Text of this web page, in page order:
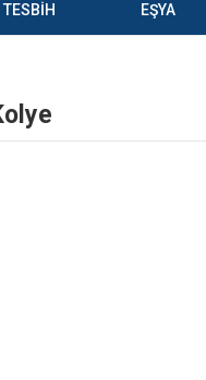
TESBİH EŞYA